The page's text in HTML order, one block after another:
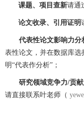
课题、项目查新请通
论文收录、引用证明
代表性论文影响力分
表性论文，并在数据库选
明“代表作分析” ；
研究领域竞争力/贡
请直接联系叶老师（